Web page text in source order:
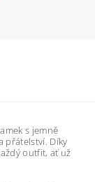
s jemně
přátelství. Díky
outfit, ať už